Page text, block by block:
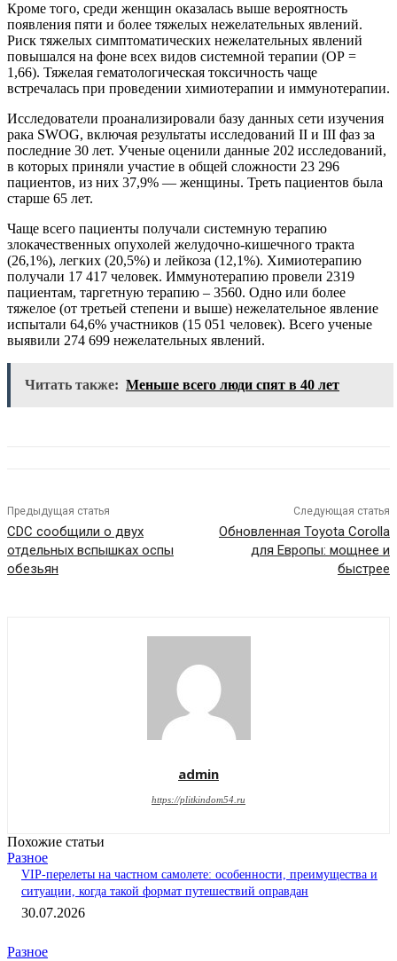
Кроме того, среди женщин оказалась выше вероятность
появления пяти и более тяжелых нежелательных явлений.
Риск тяжелых симптоматических нежелательных явлений
повышался на фоне всех видов системной терапии (ОР =
1,66). Тяжелая гематологическая токсичность чаще
встречалась при проведении химиотерапии и иммунотерапии.
Исследователи проанализировали базу данных сети изучения
рака SWOG, включая результаты исследований II и III фаз за
последние 30 лет. Ученые оценили данные 202 исследований,
в которых приняли участие в общей сложности 23 296
пациентов, из них 37,9% — женщины. Треть пациентов была
старше 65 лет.
Чаще всего пациенты получали системную терапию
злокачественных опухолей желудочно-кишечного тракта
(26,1%), легких (20,5%) и лейкоза (12,1%). Химиотерапию
получали 17 417 человек. Иммунотерапию провели 2319
пациентам, таргетную терапию – 3560. Одно или более
тяжелое (от третьей степени и выше) нежелательное явление
испытали 64,6% участников (15 051 человек). Всего ученые
выявили 274 699 нежелательных явлений.
Читать также: Меньше всего люди спят в 40 лет
Предыдущая статья
CDC сообщили о двух
отдельных вспышках оспы
обезьян
Следующая статья
Обновленная Toyota Corolla
для Европы: мощнее и
быстрее
admin
https://plitkindom54.ru
Похожие статьи
Разное
VIP-перелеты на частном самолете: особенности, преимущества и
ситуации, когда такой формат путешествий оправдан
30.07.2026
Разное